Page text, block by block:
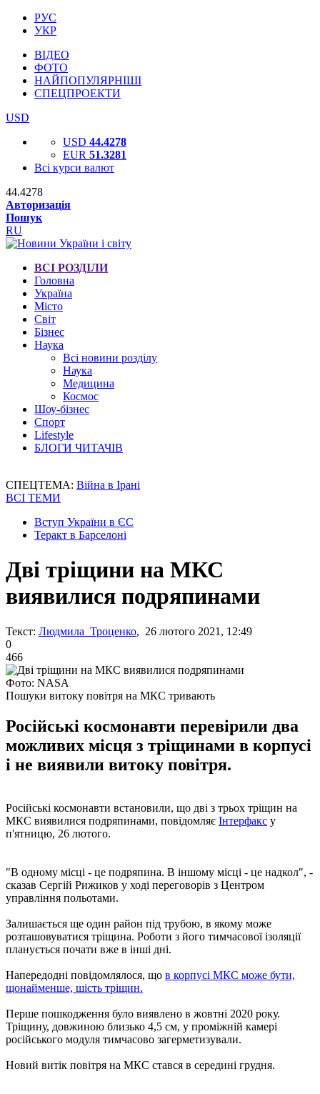
РУС
УКР
ВІДЕО
ФОТО
НАЙПОПУЛЯРНІШІ
СПЕЦПРОЕКТИ
USD
USD 44.4278
EUR 51.3281
Всі курси валют
44.4278
Авторизація
Пошук
RU
ВСІ РОЗДІЛИ
Головна
Україна
Місто
Світ
Бізнес
Наука
Всі новини розділу
Наука
Медицина
Космос
Шоу-бізнес
Спорт
Lifestyle
БЛОГИ ЧИТАЧІВ
СПЕЦТЕМА: Війна в Ірані
ВСІ ТЕМИ
Вступ України в ЄС
Теракт в Барселоні
Дві тріщини на МКС
виявилися подряпинами
Текст: Людмила Троценко, 26 лютого 2021, 12:49
0
466
Фото: NASA
Пошуки витоку повітря на МКС тривають
Російські космонавти перевірили два
можливих місця з тріщинами в корпусі
і не виявили витоку повітря.
Російські космонавти встановили, що дві з трьох тріщин на
МКС виявилися подряпинами, повідомляє Інтерфакс у
п'ятницю, 26 лютого.
"В одному місці - це подряпина. В іншому місці - це надкол", -
сказав Сергій Рижиков у ході переговорів з Центром
управління польотами.
Залишається ще один район під трубою, в якому може
розташовуватися тріщина. Роботи з його тимчасової ізоляції
планується почати вже в інші дні.
Напередодні повідомлялося, що в корпусі МКС може бути,
щонайменше, шість тріщин.
Перше пошкодження було виявлено в жовтні 2020 року.
Тріщину, довжиною близько 4,5 см, у проміжній камері
російського модуля тимчасово загерметизували.
Новий витік повітря на МКС стався в середині грудня.